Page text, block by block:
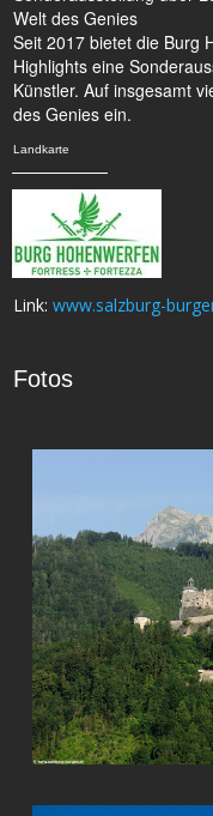
Welt des Genies
Seit 2017 bietet die Burg
Highlights eine
Künstler. Auf insgesamt
des Genies ein.
Landkarte
Link: www.salzburg-
Fotos